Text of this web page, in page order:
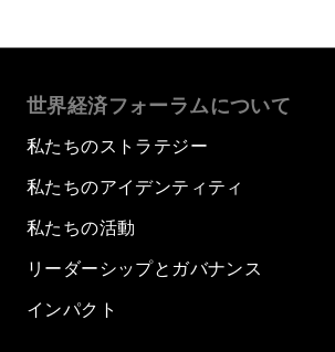
世界経済フォーラムについて
私たちのストラテジー
私たちのアイデンティティ
私たちの活動
リーダーシップとガバナンス
インパクト